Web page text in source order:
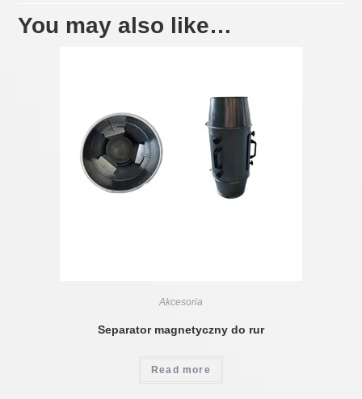
You may also like…
Akcesoria
Separator magnetyczny do rur
Read more